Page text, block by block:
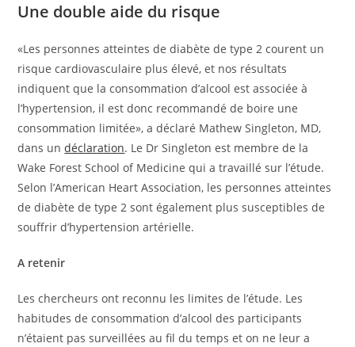
Une double aide du risque
«Les personnes atteintes de diabète de type 2 courent un
risque cardiovasculaire plus élevé, et nos résultats
indiquent que la consommation d’alcool est associée à
l’hypertension, il est donc recommandé de boire une
consommation limitée», a déclaré Mathew Singleton, MD,
dans undéclaration. Le Dr Singleton est membre de la
Wake Forest School of Medicine qui a travaillé sur l’étude.
Selon l’American Heart Association, les personnes atteintes
de diabète de type 2 sont également plus susceptibles de
souffrir d’hypertension artérielle.
A retenir
Les chercheurs ont reconnu les limites de l’étude. Les
habitudes de consommation d’alcool des participants
n’étaient pas surveillées au fil du temps et on ne leur a